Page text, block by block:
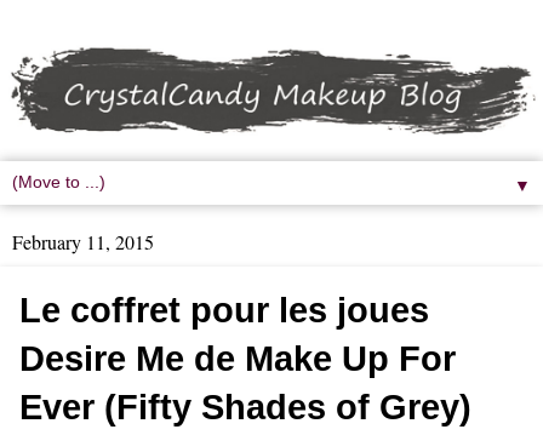
▼
February 11, 2015
Le coffret pour les joues
Desire Me de Make Up For
Ever (Fifty Shades of Grey)